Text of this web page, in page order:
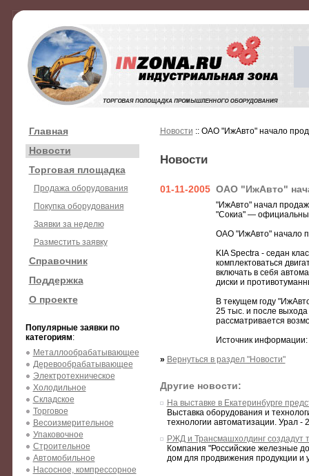
Главная
Новости
Торговая площадка
Продажа оборудования
Покупка оборудования
Заявки за неделю
Разместить заявку
Справочник
Поддержка
О проекте
Популярные заявки по
категориям:
Металлообрабатывающее
Деревообрабатывающее
Электротехническое
Холодильное
Складское
Торговое
Весоизмерительное
Упаковочное
Строительное
Автомобильное
Насосное, компрессорное
Новости :: ОАО "ИжАвто" начало
Новости
01-11-2005 ОАО "ИжАвто"
"ИжАвто" начал
"Сокиа" —
ОАО "ИжАвто" начало
KIA Spectra - седан
комплектоваться
включать в себя
диски и
В текущем году
25 тыс. и после
рассматривается
Источник
» Вернуться в раздел "Новости"
Другие новости:
На выставке в Екатеринбурге
Выставка оборудования и
технологии автоматизации. Урал -
РЖД и Трансмашхолдинг создадут
Компания "Российские железные
дом для продвижения продукции и